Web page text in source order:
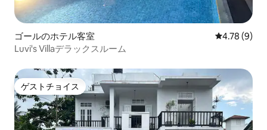
ゴールのホテル客室 レビュー9
4.78 (9)
Luvi's Villaデラックスルーム
ゲストチョイス
ゲストチョイス